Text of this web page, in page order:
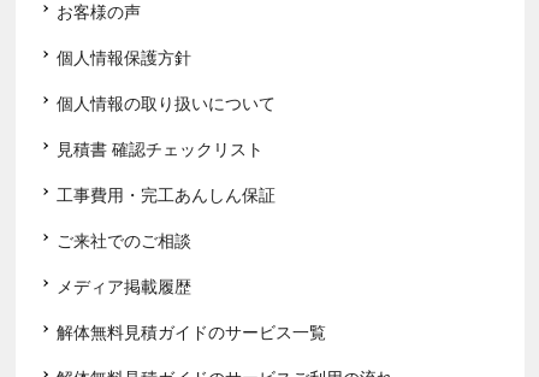
お客様の声
個人情報保護方針
個人情報の取り扱いについて
見積書 確認チェックリスト
工事費用・完工あんしん保証
ご来社でのご相談
メディア掲載履歴
解体無料見積ガイドのサービス一覧